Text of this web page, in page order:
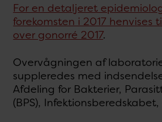
For en detaljeret
forekomsten i 2017 henvises
over gonorré 2017.
Overvågningen af
suppleredes med
Afdeling for Bakterier,
(BPS), Infektionsberedskabet,